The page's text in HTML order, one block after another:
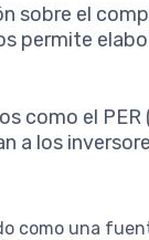
sobre el
permite
como el
a los
como una